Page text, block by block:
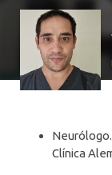
Clínica